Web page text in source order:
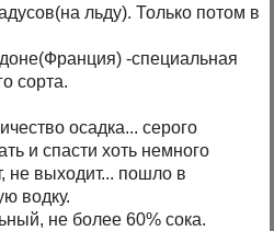
льду). Только потом в
-специальная
сорта.
осадка... серого
и спасти хоть немного
не выходит... пошло в
водку.
не более 60% сока.